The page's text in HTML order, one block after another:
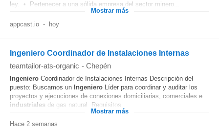
ley. • Pertenecer a una sólida empresa del sector minero...
Mostrar más
appcast.io - hoy
Ingeniero Coordinador de Instalaciones Internas
teamtailor-ats-organic - Chepén
Ingeniero Coordinador de Instalaciones Internas Descripción del
puesto: Buscamos un Ingeniero Líder para coordinar y auditar los
proyectos y ejecuciones de conexiones domiciliarias, comerciales e
industriales de gas natural. Requisitos...
Mostrar más
Hace 2 semanas